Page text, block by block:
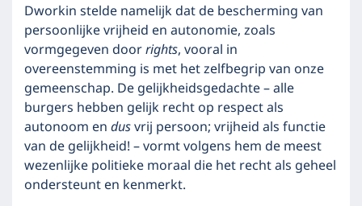
Dworkin stelde namelijk dat de bescherming van
persoonlijke vrijheid en autonomie, zoals
vormgegeven doorrights, vooral in
overeenstemming is met het zelfbegrip van onze
gemeenschap. De gelijkheidsgedachte – alle
burgers hebben gelijk recht op respect als
autonoom endusvrij persoon; vrijheid als functie
van de gelijkheid! – vormt volgens hem de meest
wezenlijke politieke moraal die het recht als geheel
ondersteunt en kenmerkt.